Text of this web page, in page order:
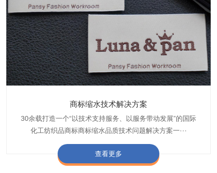
商标缩水技术解决方案
30余载打造一个“以技术支持服务、以服务带动发展”的国际
化工纺织品商标商标缩水品质技术问题解决方案一···
查看更多
织带商标防水技术解决方案
博准公司专注于织带商标防水技术解决方案30余载,励志于
纺织品商标企业打造含油量超标品质技术问题解决方···
查看更多
服装颜色不匀技术解决方案
博准是一家专注30余载设计研发织唛印唛商标、织带服装颜
色不匀品质技术问题解决方案一站式服务提供商,技···
查看更多
纺织品阻燃母粒
博准致力于成为纺织品商标阻燃母粒剂,TF-W760,TF-W760
阻燃母粒剂加工定制服务实力提供商,···
查看更多